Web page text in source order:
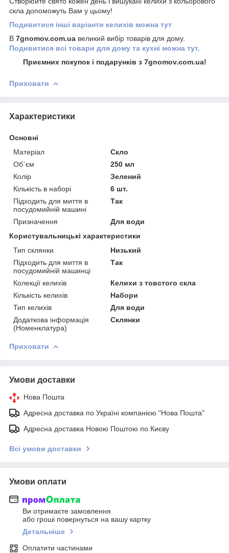
скла допоможуть Вам у цьому!
Подивитися інші варіанти келихів можна тут
В 7gnomov.com.ua великий вибір товарів для дому.
Подивитися всі товари для дому та кухні можна тут.
Приємних покупок і подарунків з 7gnomov.com.ua!
Приховати
Характеристики
Основні
Матеріал
Скло
Об`єм
250 мл
Колір
Зелений
Кількість в наборі
6 шт.
Підходить для миття в
посудомийній машині
Так
Призначення
Для води
Користувальницькі характеристики
Тип склянки
Низький
Підходить для миття в
посудомийній машинці
Так
Колекції келихів
Келихи з товстого скла
Кількість келихів
Набори
Тип келихів
Для води
Додаткова інформація
(Номенклатура)
Склянки
Приховати
Умови доставки
Нова Пошта
Адресна доставка по Україні компанією "Нова Пошта"
Адресна доставка Новою Поштою по Києву
Всі умови доставки
Умови оплати
Ви отримаєте замовлення
або гроші повернуться на вашу картку
Детальніше
Оплатити частинами